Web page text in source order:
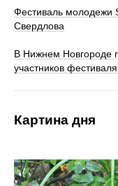
Фестиваль молодежи
Свердлова
В Нижнем Новгороде
участников
Картина дня